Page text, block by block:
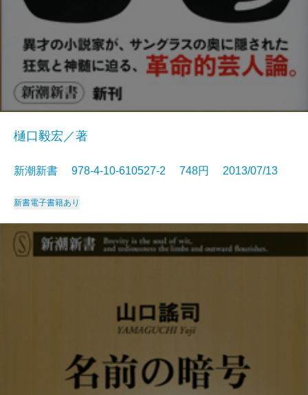
樋口毅宏／著
新潮新書 978-4-10-610527-2 748円 2013/07/13
新書電子書籍あり